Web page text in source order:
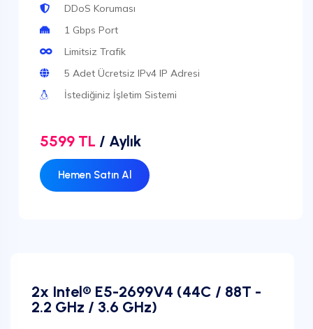
DDoS Koruması
1 Gbps Port
Limitsiz Trafik
5 Adet Ücretsiz IPv4 IP Adresi
İstediğiniz İşletim Sistemi
Hemen Satın Al
5599 TL / Aylık
2x Intel® E5-2699V4 (44C / 88T -
2.2 GHz / 3.6 GHz)